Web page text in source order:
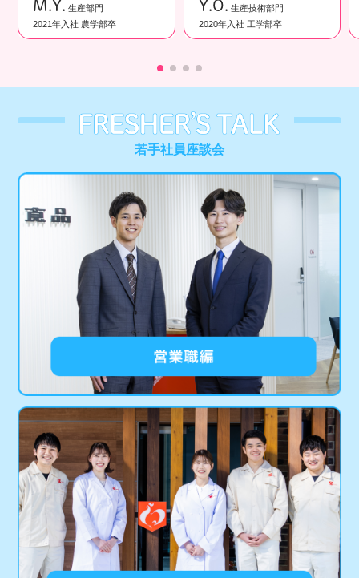
M.Y.
生産部門
2021年入社 農学部卒
Y.O.
生産技術部門
2020年入社 工学部卒
若手社員座談会